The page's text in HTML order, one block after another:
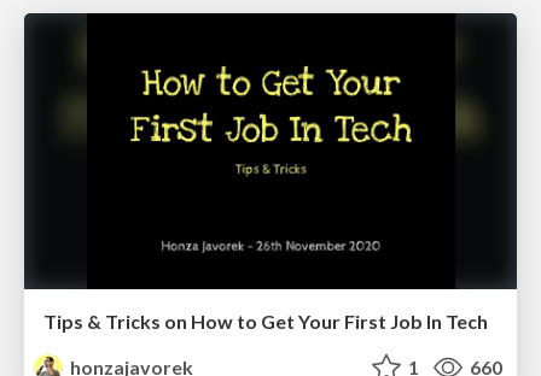
Tips & Tricks on How to Get Your First Job In Tech
honzajavorek
1 660